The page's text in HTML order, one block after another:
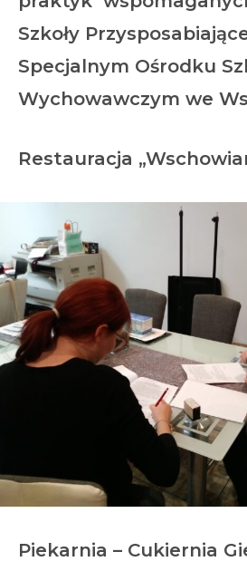
Szkoły
Specjalnym Ośrodku
Wychowawczym we
Restauracja
Piekarnia – Cukiernia